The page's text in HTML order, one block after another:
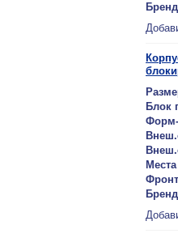
Блок